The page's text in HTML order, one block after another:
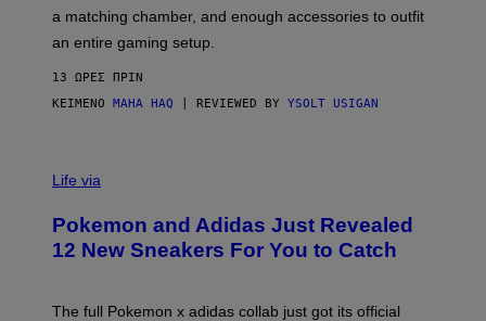
G
E
U
F
O
a matching chamber, and enough accessories to outfit
an entire gaming setup.
13 ΏΡΕΣ ΠΡΙΝ
ΚΕΊΜΕΝΟ MAHA HAQ | REVIEWED BY YSOLT USIGAN
I
O
K
E
N
Life via
Pokemon and Adidas Just Revealed
12 New Sneakers For You to Catch
The full Pokemon x adidas collab just got its official